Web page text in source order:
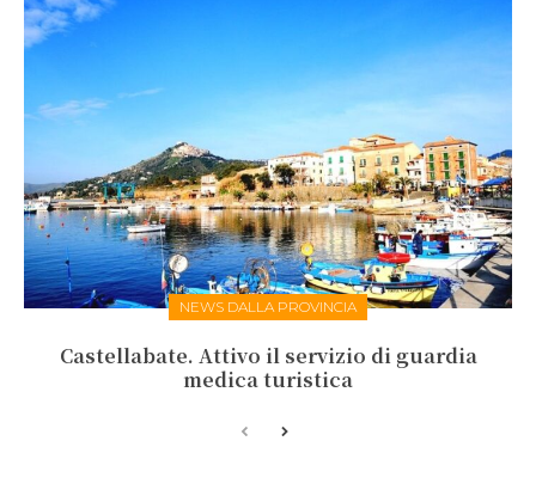
NEWS DALLA PROVINCIA
Castellabate. Attivo il servizio di guardia
medica turistica